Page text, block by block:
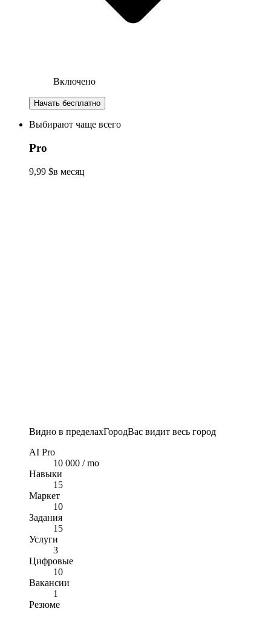
Включено
Начать бесплатно
Выбирают чаще всего
Pro
9,99 $в месяц
Видно в пределахГородВас видит весь город
AI Pro
10 000 / mo
Навыки
15
Маркет
10
Задания
15
Услуги
3
Цифровые
10
Вакансии
1
Резюме